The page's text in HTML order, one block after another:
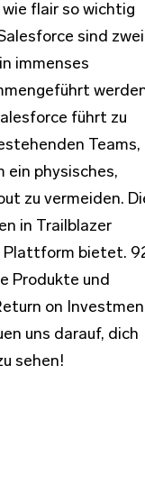
wie flair so wichtig
sind zwei
immenses
führt zu
Teams,
ein physisches,
zu vermeiden.
in Trailblazer
Plattform bietet.
Produkte und
on
uns darauf, dich
sehen!